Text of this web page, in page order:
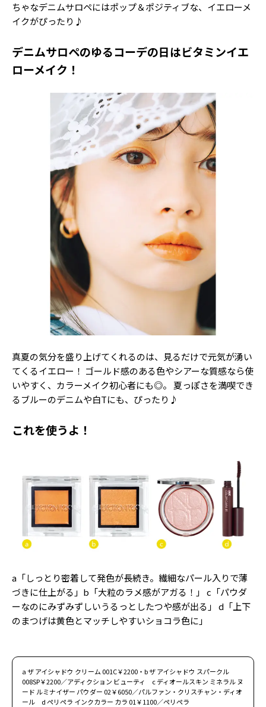
YouTube
ゲッターズ飯田
MISS SEVENTEEN
MAGAZINE
バックナンバー
INFORMATION
Seventeenについて
Follow us
ST member
新規会員登録・ログイン
ちゃなデニムサロペにはポップ＆ポジティブな、イエローメ
イクがぴったり♪
デニムサロペのゆるコーデの日はビタミンイエ
ローメイク！
真夏の気分を盛り上げてくれるのは、見るだけで元気が湧い
てくるイエロー！ ゴールド感のある色やシアーな質感なら使
いやすく、カラーメイク初心者にも◎。 夏っぽさを満喫でき
るブルーのデニムや白Tにも、ぴったり♪
これを使うよ！
a「しっとり密着して発色が長続き。繊細なパール入りで薄
づきに仕上がる」b「大粒のラメ感がアガる！」 c「パウダ
ーなのにみずみずしいうるっとしたつや感が出る」 d「上下
のまつげは黄色とマッチしやすいショコラ色に」
a ザ アイシャドウ クリーム 001C￥2200・b ザ アイシャドウ スパークル
008SP￥2200／アディクション ビューティ c ディオールスキン ミネラル ヌ
ード ルミナイザー パウダー 02￥6050／パルファン・クリスチャン・ディオ
ール d ペリペラ インクカラー カラ 01￥1100／ペリペラ